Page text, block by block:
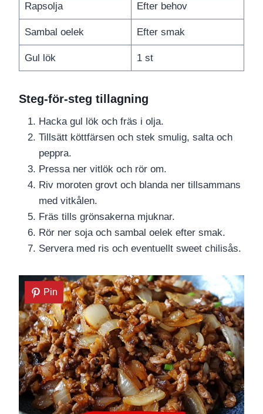
Rapsolja Efter behov
Sambal oelek Efter smak
Gul lök 1 st
Steg-för-steg tillagning
Hacka gul lök och fräs i olja.
Tillsätt köttfärsen och stek smulig, salta och
peppra.
Pressa ner vitlök och rör om.
Riv moroten grovt och blanda ner tillsammans
med vitkålen.
Fräs tills grönsakerna mjuknar.
Rör ner soja och sambal oelek efter smak.
Servera med ris och eventuellt sweet chilisås.
Pin